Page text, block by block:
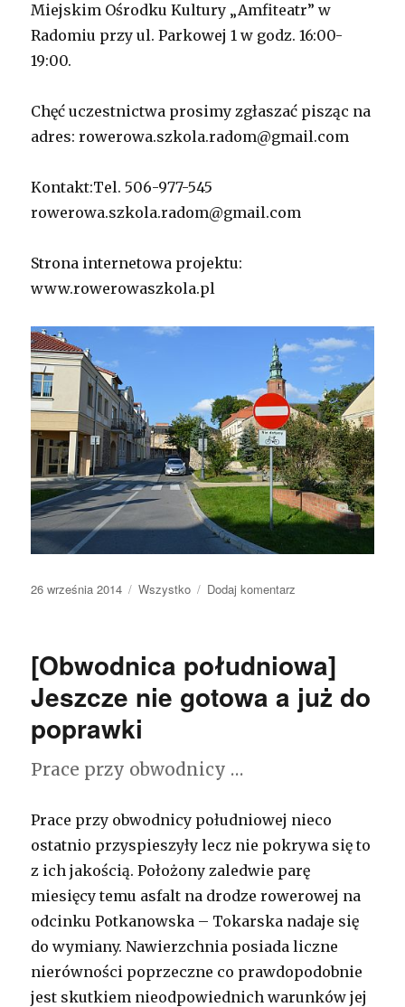
Miejskim Ośrodku Kultury „Amfiteatr” w
Radomiu przy ul. Parkowej 1 w godz. 16:00-
19:00.
Chęć uczestnictwa prosimy zgłaszać pisząc na
adres: rowerowa.szkola.radom@gmail.com
Kontakt:Tel. 506-977-545
rowerowa.szkola.radom@gmail.com
Strona internetowa projektu:
www.rowerowaszkola.pl
Opublikowano
26 września 2014 Kategorie
Wszystko Dodaj komentarz
rowerowej
szkole
30.09.2014
[Obwodnica południowa]
Jeszcze nie gotowa a już do
poprawki
Prace przy obwodnicy …
Prace przy obwodnicy południowej nieco
ostatnio przyspieszyły lecz nie pokrywa się to
z ich jakością. Położony zaledwie parę
miesięcy temu asfalt na drodze rowerowej na
odcinku Potkanowska – Tokarska nadaje się
do wymiany. Nawierzchnia posiada liczne
nierówności poprzeczne co prawdopodobnie
jest skutkiem nieodpowiednich warunków jej